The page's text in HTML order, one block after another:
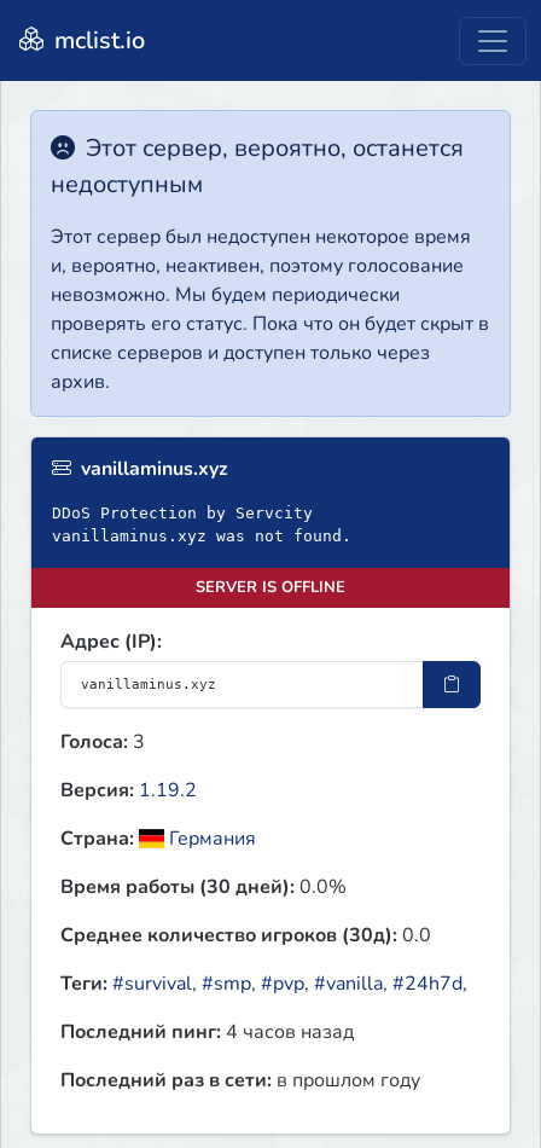
mclist.io
Этот сервер, вероятно, останется
недоступным
Этот сервер был недоступен некоторое время
и, вероятно, неактивен, поэтому голосование
невозможно. Мы будем периодически
проверять его статус. Пока что он будет скрыт в
списке серверов и доступен только через
архив.
vanillaminus.xyz
DDoS Protection by Servcity
SERVER IS OFFLINE
Адрес (IP):
Голоса: 3
Версия: 1.19.2
Страна:
Германия
Время работы (30 дней):0.0%
Среднее количество игроков (30д):0.0
Теги:#survival, #smp, #pvp, #vanilla, #24h7d,
Последний пинг: 4 часов назад
Последний раз в сети: в прошлом году